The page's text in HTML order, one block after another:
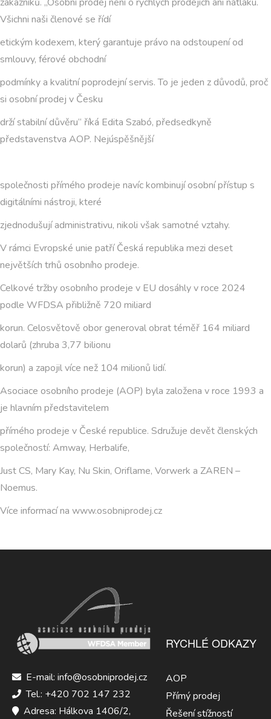
Všichni naši členové se řídí
etickým kodexem, který garantuje právo na odstoupení od
smlouvy, férové obchodní
podmínky a kvalitní poprodejní servis. To je jeden z důvodů, proč
si osobní prodej v Česku
drží stabilní důvěru“ říká Edita Szabó, předsedkyně
představenstva AOP. Nejúspěšnější
společnosti přímého prodeje navíc kombinují osobní přístup s
digitálními nástroji, které
zjednodušují administrativu, nikoli však samotné vztahy.
V rámci Evropské unie patří Česká republika mezi deset
největších trhů osobního prodeje.
Celkové tržby osobního prodeje v EU dosáhly v roce 2024
podle WFDSA přibližně 720 miliard
korun. Celosvětově obor generoval obrat téměř 164 miliard
dolarů (zhruba 3,77 bilionu
korun) a zapojil více než 104 milionů lidí.
Asociace osobního prodeje (AOP) byla založena v roce 1993 a
je hlavním představitelem
přímého prodeje v České republice. Sdružuje devět členských
společností: Amway, Herbalife,
Just CS, Mary Kay, Nu Skin, Oriflame, Vorwerk a ZAREN –
Noemus.
Více informací na www.osobniprodej.cz
E-mail: info@osobniprodej.cz
Tel.: +420 702 147 232
Adresa: Hálkova 1406/2,
RYCHLÉ ODKAZY
AOP
Přímý prodej
Řešení stížností